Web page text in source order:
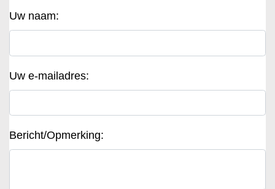
Uw naam:
Uw e-mailadres:
Bericht/Opmerking: